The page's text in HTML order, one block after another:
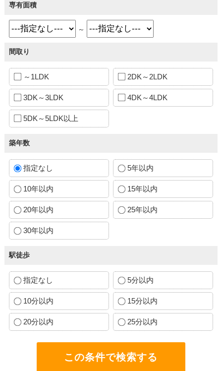
専有面積
～
間取り
～1LDK 2DK～2LDK
3DK～3LDK 4DK～4LDK
5DK～5LDK以上
築年数
指定なし 5年以内
10年以内 15年以内
20年以内 25年以内
30年以内
駅徒歩
指定なし 5分以内
10分以内 15分以内
20分以内 25分以内